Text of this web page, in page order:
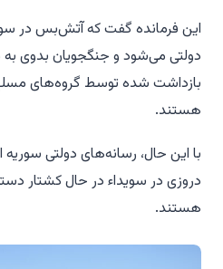
این فرمانده گفت که آتش‌بس در
دولتی می‌شود و جنگجویان بدوی به
بازداشت شده توسط گروه‌های
هستند.
با این حال، رسانه‌های دولتی
دروزی در سویداء در حال کشتار
هستند.